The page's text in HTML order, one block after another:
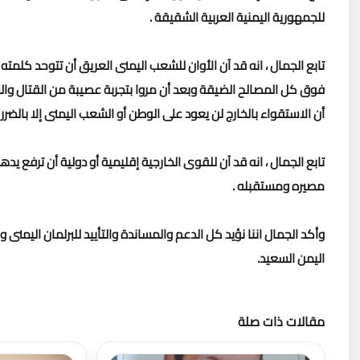
للجمهورية اليمنية العربية الشقيقة .
تابع الجمال ، انه قد آن الأوان للشعب اليمنى العريق أن تتوحد
فوق كل المصالح الضيقة وبعد أن مروا بتجربة عصيبة من القتال
أن الاستقواء بالخارج لن يعود على الوطن أو الشعب اليمنى إلا بالضرر
تابع الجمال ، انه قد آن للقوى الخارجية إقليمية أو دولية أن
مصيره ومستقبله .
وأكد الجمال اننا نؤيد كل الدعم والمساندة والتأييد للبرلمان
اليمن السعيد.
مقالات ذات صلة